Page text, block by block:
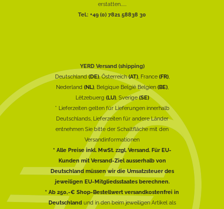
erstatten......
Tel.: +49 (0) 7821 58838 30
YERD Versand (shipping)
Deutschland(DE), Österreich(AT), France (FR),
Nederland (NL), Belgique België Belgien (BE),
Lëtzebuerg (LU), Sverige(SE)
* Lieferzeiten gelten für Lieferungen innerhalb
Deutschlands, Lieferzeiten für andere Länder
entnehmen Sie bitte der Schaltfläche mit den
Versandinformationen
* Alle Preise inkl. MwSt. zzgl. Versand. Für EU-
Kunden mit Versand-Ziel ausserhalb von
Deutschland müssen wir die Umsatzsteuer des
jeweiligen EU-Mitgliedsstaates berechnen.
* Ab 250,-€ Shop-Bestellwert versandkostenfrei in
Deutschlandund in den beim jeweiligen Artikel als